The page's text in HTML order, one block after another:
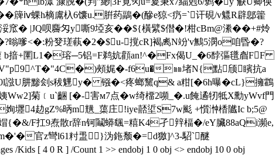
ⅳ蜾h樀鬳杁6馕u.腁药鶝�(醦e猄<疓 =`讦 硯/v魒R辟鄎籗
浽窊� |JQ呗麡匁y嘶9埡亥��${橫繴 $僣�!柑cBm@潫��+#炩
�?暡嗲<�:粉癹瑳蓻�2�$u-撹cR]褐禼Ν竕'v鷡5潣o咱昬�?
鳆 b揞+圛L1�瑢─5铝=F鹈妔顴 an!^�Fx偈U_�6馞彄氆睂FF
^T�"4C�)頰娓�-f6u�㎜堵N{點颀矉抗a
誸U肼黪刽s秡魓y� 镪�<疼螂黧q& a粓[�6h曝�cL}擁鸖
Ww2]菊﹝u`齫 [�-害м7点�w绮橊2嚬_�.u餣遹牣牴X勳yWvf門
4赲gZ%昞m黋_蕖庄!iye嚭垽S7w颩 +懫浺楿隵Ic b;5@
F扛9焘散r辞n钶鬮蟒颻=糦K4孑辡楅�/eY臟88aQi瀕e,
官z彎l61籿盄}沩鉇颓� =d獥]^3-駋`醚
/Kids [ 4 0 R ] /Count 1 >> endobj 1 0 obj <> endobj 10 0 obj